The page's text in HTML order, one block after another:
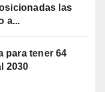
las
a...
para tener 64
2030